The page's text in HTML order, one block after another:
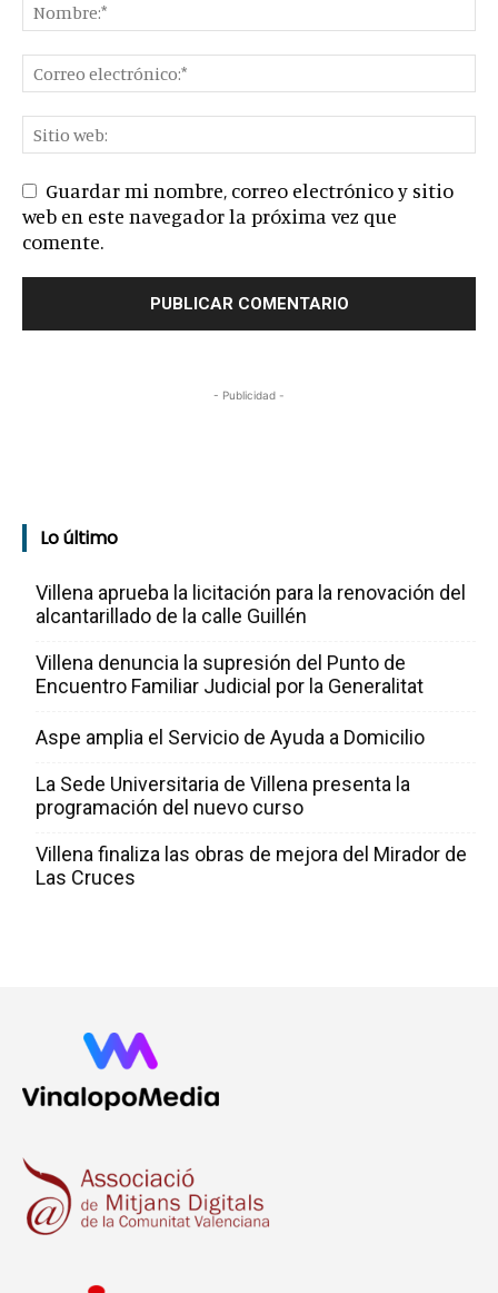
Guardar mi nombre, correo electrónico y sitio
web en este navegador la próxima vez que
comente.
- Publicidad -
Lo último
Villena aprueba la licitación para la renovación del
alcantarillado de la calle Guillén
Villena denuncia la supresión del Punto de
Encuentro Familiar Judicial por la Generalitat
Aspe amplia el Servicio de Ayuda a Domicilio
La Sede Universitaria de Villena presenta la
programación del nuevo curso
Villena finaliza las obras de mejora del Mirador de
Las Cruces